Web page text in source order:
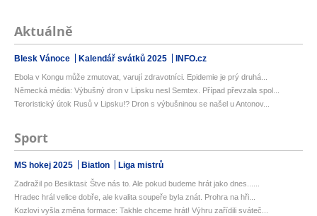
Aktuálně
Blesk Vánoce Kalendář svátků 2025 INFO.cz
Ebola v Kongu může zmutovat, varují zdravotníci. Epidemie je prý druhá...
Německá média: Výbušný dron v Lipsku nesl Semtex. Případ převzala spol...
Teroristický útok Rusů v Lipsku!? Dron s výbušninou se našel u Antonov...
Sport
MS hokej 2025 Biatlon Liga mistrů
Zadražil po Besiktasi: Štve nás to. Ale pokud budeme hrát jako dnes......
Hradec hrál velice dobře, ale kvalita soupeře byla znát. Prohra na hři...
Kozlovi vyšla změna formace: Takhle chceme hrát! Výhru zařídili sváteč...